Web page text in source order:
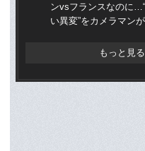
ンvsフランスなのに
い異変”をカメラマン
もっと見る